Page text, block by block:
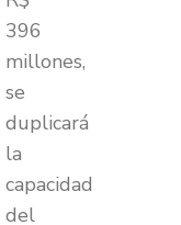
396
millones,
se
duplicará
la
capacidad
del